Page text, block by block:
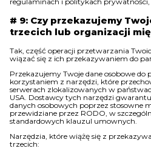
# 9: Czy przekazujemy
trzecich lub organizacji
Tak, część operacji przetwarzania
wiązać się z ich przekazywaniem do
Przekazujemy Twoje dane osobowe
korzystaniem z narzędzi, które
serwerach zlokalizowanych w
USA. Dostawcy tych narzędzi
danych osobowych poprzez stosowne
przewidziane przez RODO, w
standardowych klauzul umownych.
Narzędzia, które wiążę się z
trzecich: